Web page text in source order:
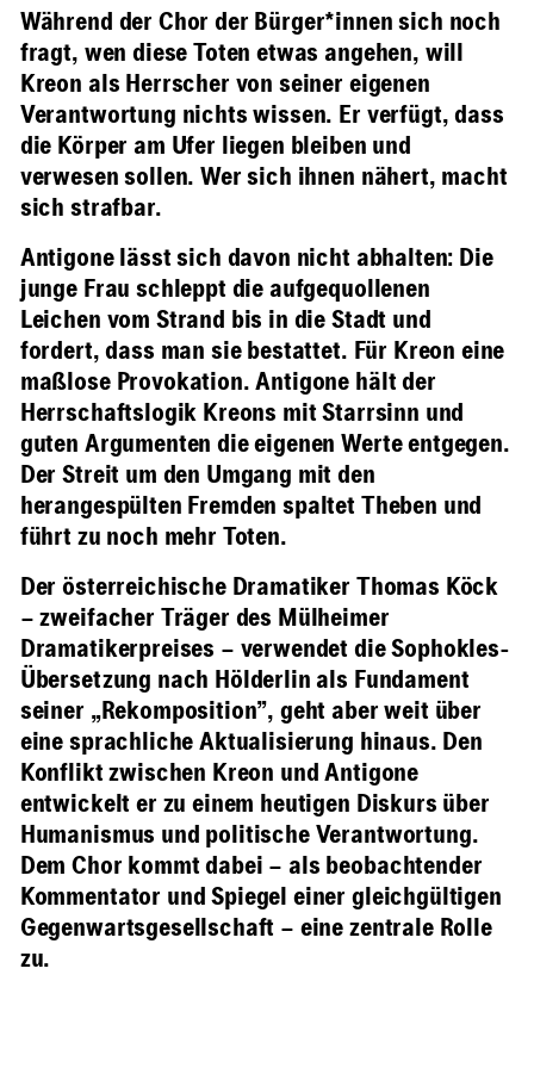
Während der Chor der Bürger*innen sich noch
fragt, wen diese Toten etwas angehen, will
Kreon als Herrscher von seiner eigenen
Verantwortung nichts wissen. Er verfügt, dass
die Körper am Ufer liegen bleiben und
verwesen sollen. Wer sich ihnen nähert, macht
sich strafbar.
Antigone lässt sich davon nicht abhalten: Die
junge Frau schleppt die aufgequollenen
Leichen vom Strand bis in die Stadt und
fordert, dass man sie bestattet. Für Kreon eine
maßlose Provokation. Antigone hält der
Herrschaftslogik Kreons mit Starrsinn und
guten Argumenten die eigenen Werte entgegen.
Der Streit um den Umgang mit den
herangespülten Fremden spaltet Theben und
führt zu noch mehr Toten.
Der österreichische Dramatiker Thomas Köck
– zweifacher Träger des Mülheimer
Dramatikerpreises – verwendet die Sophokles-
Übersetzung nach Hölderlin als Fundament
seiner „Rekomposition”, geht aber weit über
eine sprachliche Aktualisierung hinaus. Den
Konflikt zwischen Kreon und Antigone
entwickelt er zu einem heutigen Diskurs über
Humanismus und politische Verantwortung.
Dem Chor kommt dabei – als beobachtender
Kommentator und Spiegel einer gleichgültigen
Gegenwartsgesellschaft – eine zentrale Rolle
zu.